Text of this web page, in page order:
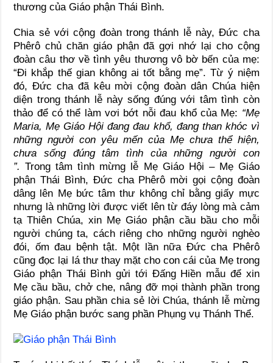
thương của Giáo phận Thái Bình.
Chia sẻ với cộng đoàn trong thánh lễ này, Đức cha
Phêrô chủ chăn giáo phận đã gợi nhớ lại cho cộng
đoàn câu thơ về tình yêu thương vô bờ bến của mẹ:
“Đi khắp thế gian không ai tốt bằng mẹ”. Từ ý niệm
đó, Đức cha đã kêu mời cộng đoàn dân Chúa hiện
diện trong thánh lễ này sống đúng với tâm tình còn
thảo để có thể làm vơi bớt nỗi đau khổ của Mẹ: “Mẹ
Maria, Mẹ Giáo Hội đang đau khổ, đang than khóc vì
những người con yêu mến của Mẹ chưa thể hiện,
chưa sống đúng tâm tình của những người con
”.Trong tâm tình mừng lễ Mẹ Giáo Hội – Mẹ Giáo
phận Thái Bình, Đức cha Phêrô mời gọi cộng đoàn
dâng lên Mẹ bức tâm thư không chỉ bằng giấy mực
nhưng là những lời được viết lên từ đáy lòng mà cảm
tạ Thiên Chúa, xin Mẹ Giáo phận cầu bầu cho mỗi
người chúng ta, cách riêng cho những người nghèo
đói, ốm đau bệnh tật. Một lần nữa Đức cha Phêrô
cũng đọc lại lá thư thay mặt cho con cái của Mẹ trong
Giáo phận Thái Bình gửi tới Đấng Hiền mẫu để xin
Mẹ cầu bầu, chở che, nâng đỡ mọi thành phần trong
giáo phận. Sau phần chia sẻ lời Chúa, thánh lễ mừng
Mẹ Giáo phận bước sang phần Phụng vụ Thánh Thể.